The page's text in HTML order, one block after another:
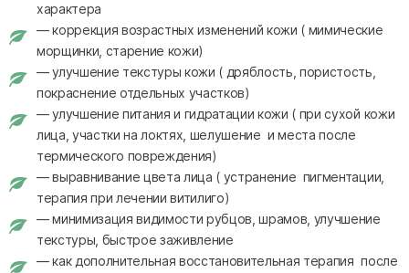
характера
— коррекция возрастных изменений кожи ( мимические
морщинки, старение кожи)
— улучшение текстуры кожи ( дряблость, пористость,
покраснение отдельных участков)
— улучшение питания и гидратации кожи ( при сухой кожи
лица, участки на локтях, шелушение и места после
термического повреждения)
— выравнивание цвета лица ( устранение пигментации,
терапия при лечении витилиго)
— минимизация видимости рубцов, шрамов, улучшение
текстуры, быстрое заживление
— как дополнительная восстановительная терапия после